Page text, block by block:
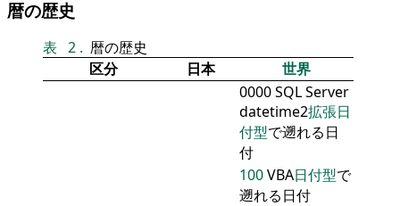
暦の歴史
表 2 . 暦の歴史
区分
日本
世界
0000 SQL Server
datetime2拡張日
付型で遡れる日
付
100VBA日付型で
遡れる日付